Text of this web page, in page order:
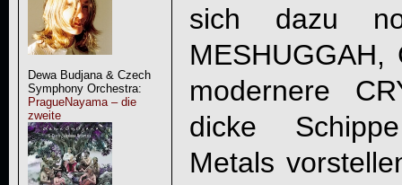
Dewa Budjana & Czech
Symphony Orchestra:
PragueNayama – die
zweite
sich dazu
modernere
dicke
Metals